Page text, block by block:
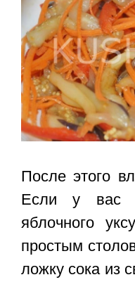
После этого
Если у вас
яблочного
простым
ложку сока из